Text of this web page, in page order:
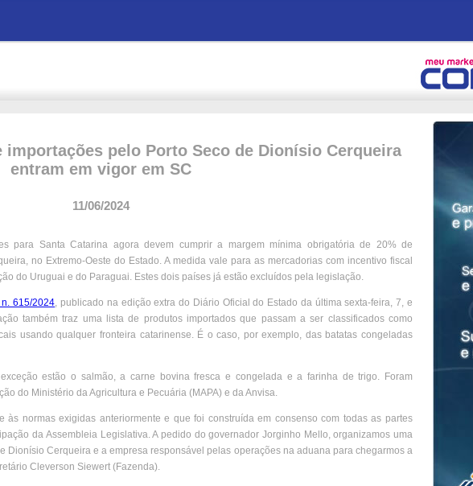
importações pelo Porto Seco de Dionísio Cerqueira
entram em vigor em SC
11/06/2024
para Santa Catarina agora devem cumprir a margem mínima obrigatória de 20% de
no Extremo-Oeste do Estado. A medida vale para as mercadorias com incentivo fiscal
do Uruguai e do Paraguai. Estes dois países já estão excluídos pela legislação.
n. 615/2024, publicado na edição extra do Diário Oficial do Estado da última sexta-feira, 7, e
também traz uma lista de produtos importados que passam a ser classificados como
usando qualquer fronteira catarinense. É o caso, por exemplo, das batatas congeladas
estão o salmão, a carne bovina fresca e congelada e a farinha de trigo. Foram
do Ministério da Agricultura e Pecuária (MAPA) e da Anvisa.
às normas exigidas anteriormente e que foi construída em consenso com todas as partes
da Assembleia Legislativa. A pedido do governador Jorginho Mello, organizamos uma
Dionísio Cerqueira e a empresa responsável pelas operações na aduana para chegarmos a
Cleverson Siewert (Fazenda).